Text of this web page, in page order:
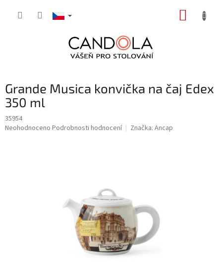
Grande Musica konvička na čaj Edex
350 ml
35954
Průměrné
Neohodnoceno Podrobnosti hodnocení Značka: Ancap